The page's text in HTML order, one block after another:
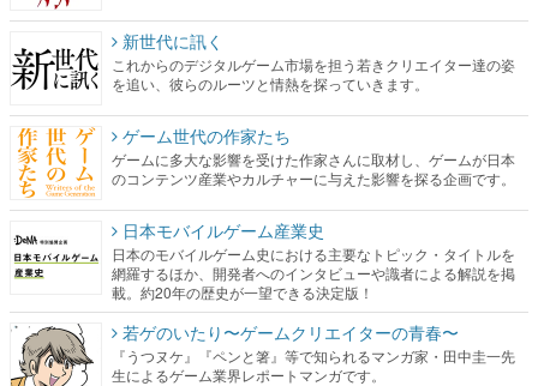
新世代に訊く
これからのデジタルゲーム市場を担う若きクリエイター達の姿
を追い、彼らのルーツと情熱を探っていきます。
ゲーム世代の作家たち
ゲームに多大な影響を受けた作家さんに取材し、ゲームが日本
のコンテンツ産業やカルチャーに与えた影響を探る企画です。
日本モバイルゲーム産業史
日本のモバイルゲーム史における主要なトピック・タイトルを
網羅するほか、開発者へのインタビューや識者による解説を掲
載。約20年の歴史が一望できる決定版！
若ゲのいたり〜ゲームクリエイターの青春〜
『うつヌケ』『ペンと箸』等で知られるマンガ家・田中圭一先
生によるゲーム業界レポートマンガです。